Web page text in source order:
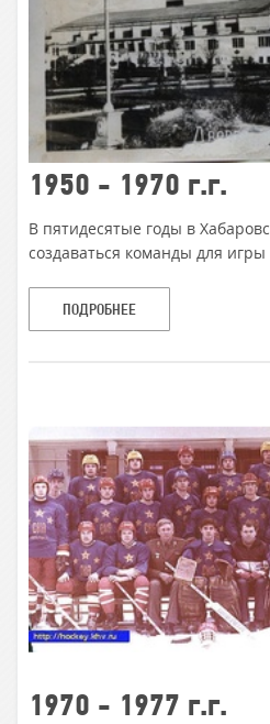
1950 - 1970 г.г.
В пятидесятые годы в
создаваться команды для
ПОДРОБНЕЕ
1970 - 1977 г.г.